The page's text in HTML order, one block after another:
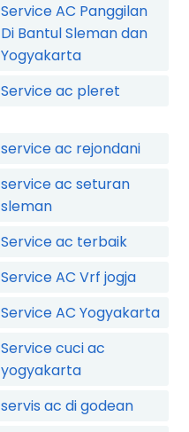
Service AC Panggilan
Di Bantul Sleman dan
Yogyakarta
Service ac pleret
service ac rejondani
service ac seturan
sleman
Service ac terbaik
Service AC Vrf jogja
Service AC Yogyakarta
Service cuci ac
yogyakarta
servis ac di godean